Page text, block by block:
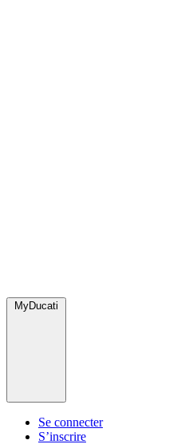
MyDucati
Se connecter
S’inscrire